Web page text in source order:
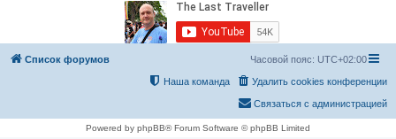
Список форумов Часовой пояс: UTC+02:00
Удалить cookies конференции
Наша команда
Связаться с администрацией
Powered by phpBB® Forum Software © phpBB Limited